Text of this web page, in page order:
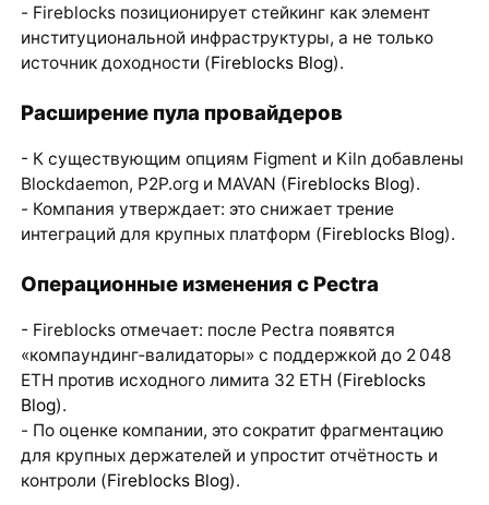
- Fireblocks позиционирует стейкинг как элемент
институциональной инфраструктуры, а не только
источник доходности (Fireblocks Blog).
Расширение пула провайдеров
- К существующим опциям Figment и Kiln добавлены
Blockdaemon, P2P.org и MAVAN (Fireblocks Blog).
- Компания утверждает: это снижает трение
интеграций для крупных платформ (Fireblocks Blog).
Операционные изменения с Pectra
- Fireblocks отмечает: после Pectra появятся
«компаундинг‑валидаторы» с поддержкой до 2 048
ETH против исходного лимита 32 ETH (Fireblocks
Blog).
- По оценке компании, это сократит фрагментацию
для крупных держателей и упростит отчётность и
контроли (Fireblocks Blog).